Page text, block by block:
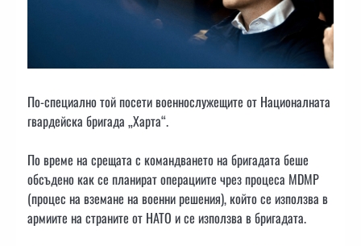
По-специално той посети военнослужещите от Националната
гвардейска бригада „Харта“.
По време на срещата с командването на бригадата беше
обсъдено как се планират операциите чрез процеса MDMP
(процес на вземане на военни решения), който се използва в
армиите на страните от НАТО и се използва в бригадата.